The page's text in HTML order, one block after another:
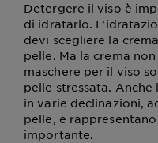
Detergere il viso è
di idratarlo.
devi scegliere la
pelle. Ma la crema
maschere per il viso
pelle stressata.
in varie declinazioni,
pelle, e
importante.